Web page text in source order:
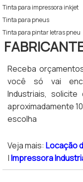
Tinta para impressora inkjet
Tinta para pneus
Tinta para pintar letras pneu
Receba
você só vai
Industriais,
aproximadamente
escolha
Veja mais: Locação
|Impressora